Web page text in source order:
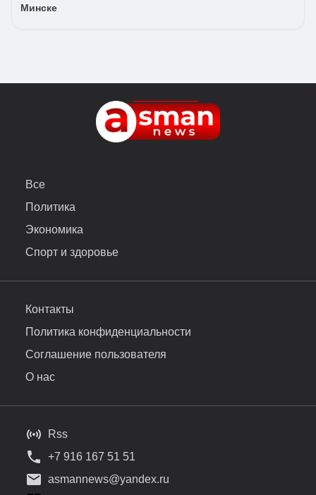
Минске
Все
Политика
Экономика
Спорт и здоровье
Контакты
Политика конфиденциальности
Соглашение пользователя
О нас
Rss
+7 916 167 51 51
asmannews@yandex.ru